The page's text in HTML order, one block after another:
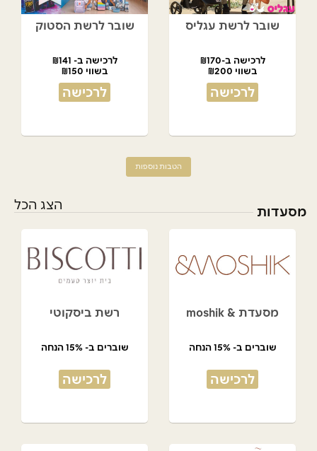
שובר לרשת עגליס
לרכישה ב-₪170
בשווי ₪200
לרכישה
שובר לרשת הסטוק
לרכישה ב- ₪141
בשווי ₪150
לרכישה
הטבות נוספות
מסעדות הצג הכל
מסעדת & moshik
שוברים ב- 15% הנחה
לרכישה
רשת ביסקוטי
שוברים ב- 15% הנחה
לרכישה